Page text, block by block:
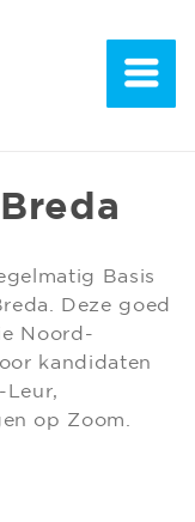
Basis
Deze goed
Noord-
kandidaten
Leur,
op Zoom.